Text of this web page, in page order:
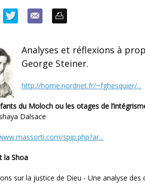
Analyses et réflexions à
George Steiner.
http://home.nordnet.fr/~fghesquier/...
du Moloch ou les otages de
Dalsace
spip.php?ar...
la Shoa
sur la justice de Dieu - Une analyse